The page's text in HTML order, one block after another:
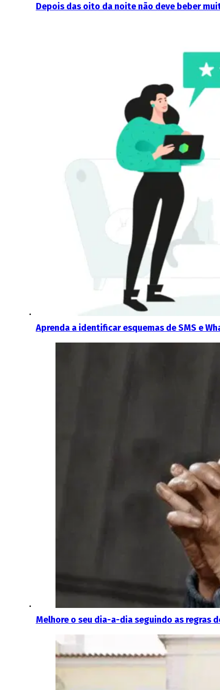
Depois das oito da noite não deve beber
Aprenda a identificar esquemas de SMS e
Melhore o seu dia-a-dia seguindo as regras